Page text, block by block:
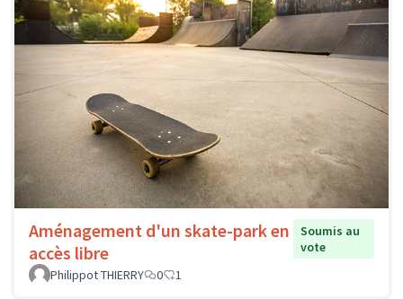
Aménagement d'un skate-park en
accès libre
Soumis au
vote
Philippot THIERRY
0 1